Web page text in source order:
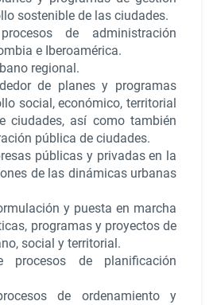
sostenible de las ciudades.
de administración
e Iberoamérica.
regional.
de planes y programas
social, económico, territorial
ciudades, así como también
pública de ciudades.
públicas y privadas en la
de las dinámicas urbanas
y puesta en marcha
programas y proyectos de
social y territorial.
procesos de planificación
de ordenamiento y